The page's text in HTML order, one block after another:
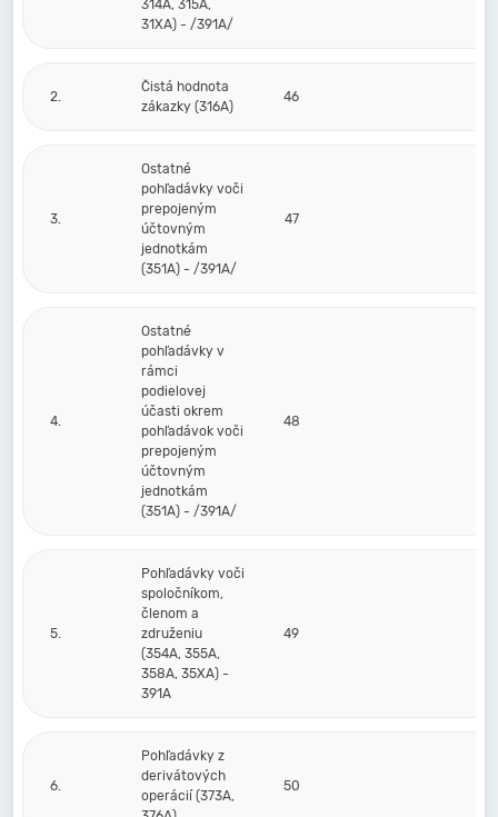
314A, 315A,
31XA) - /391A/
2.
Čistá hodnota
zákazky (316A)
46
3.
Ostatné
pohľadávky voči
prepojeným
účtovným
jednotkám
(351A) - /391A/
47
4.
Ostatné
pohľadávky v
rámci
podielovej
účasti okrem
pohľadávok voči
prepojeným
účtovným
jednotkám
(351A) - /391A/
48
5.
Pohľadávky voči
spoločníkom,
členom a
združeniu
(354A, 355A,
358A, 35XA) -
391A
49
6.
Pohľadávky z
derivátových
operácií (373A,
50